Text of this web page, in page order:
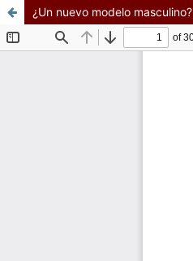
¿Un nuevo modelo masculino?